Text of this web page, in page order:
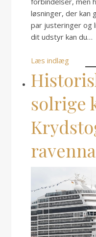
løsninger, der kan
par justeringer og
dit udstyr kan du…
Læs indlæg
solrige
ravenna